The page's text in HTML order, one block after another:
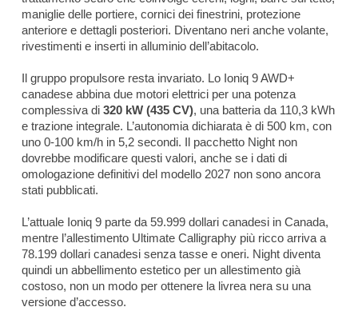
maniglie delle portiere, cornici dei finestrini, protezione
anteriore e dettagli posteriori. Diventano neri anche volante,
rivestimenti e inserti in alluminio dell’abitacolo.
Il gruppo propulsore resta invariato. Lo Ioniq 9 AWD+
canadese abbina due motori elettrici per una potenza
complessiva di 320 kW (435 CV), una batteria da 110,3 kWh
e trazione integrale. L’autonomia dichiarata è di 500 km, con
uno 0-100 km/h in 5,2 secondi. Il pacchetto Night non
dovrebbe modificare questi valori, anche se i dati di
omologazione definitivi del modello 2027 non sono ancora
stati pubblicati.
L’attuale Ioniq 9 parte da 59.999 dollari canadesi in Canada,
mentre l’allestimento Ultimate Calligraphy più ricco arriva a
78.199 dollari canadesi senza tasse e oneri. Night diventa
quindi un abbellimento estetico per un allestimento già
costoso, non un modo per ottenere la livrea nera su una
versione d’accesso.